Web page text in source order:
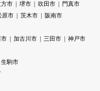
市 堺市 吹田市
門真市
原市 茨木市
阪南市
市 加古川市 三田市
神戸市
生駒市